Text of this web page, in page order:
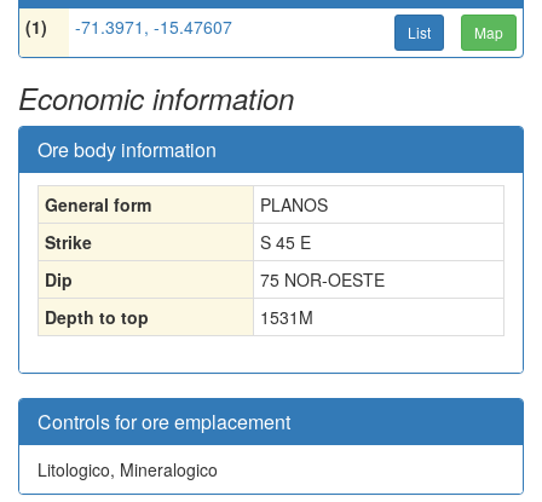
(1) -71.3971, -15.47607 List Map
Economic information
Ore body information
General form
PLANOS
Strike
S 45 E
Dip
75 NOR-OESTE
Depth to top
1531 M
Controls for ore emplacement
Litologico, Mineralogico